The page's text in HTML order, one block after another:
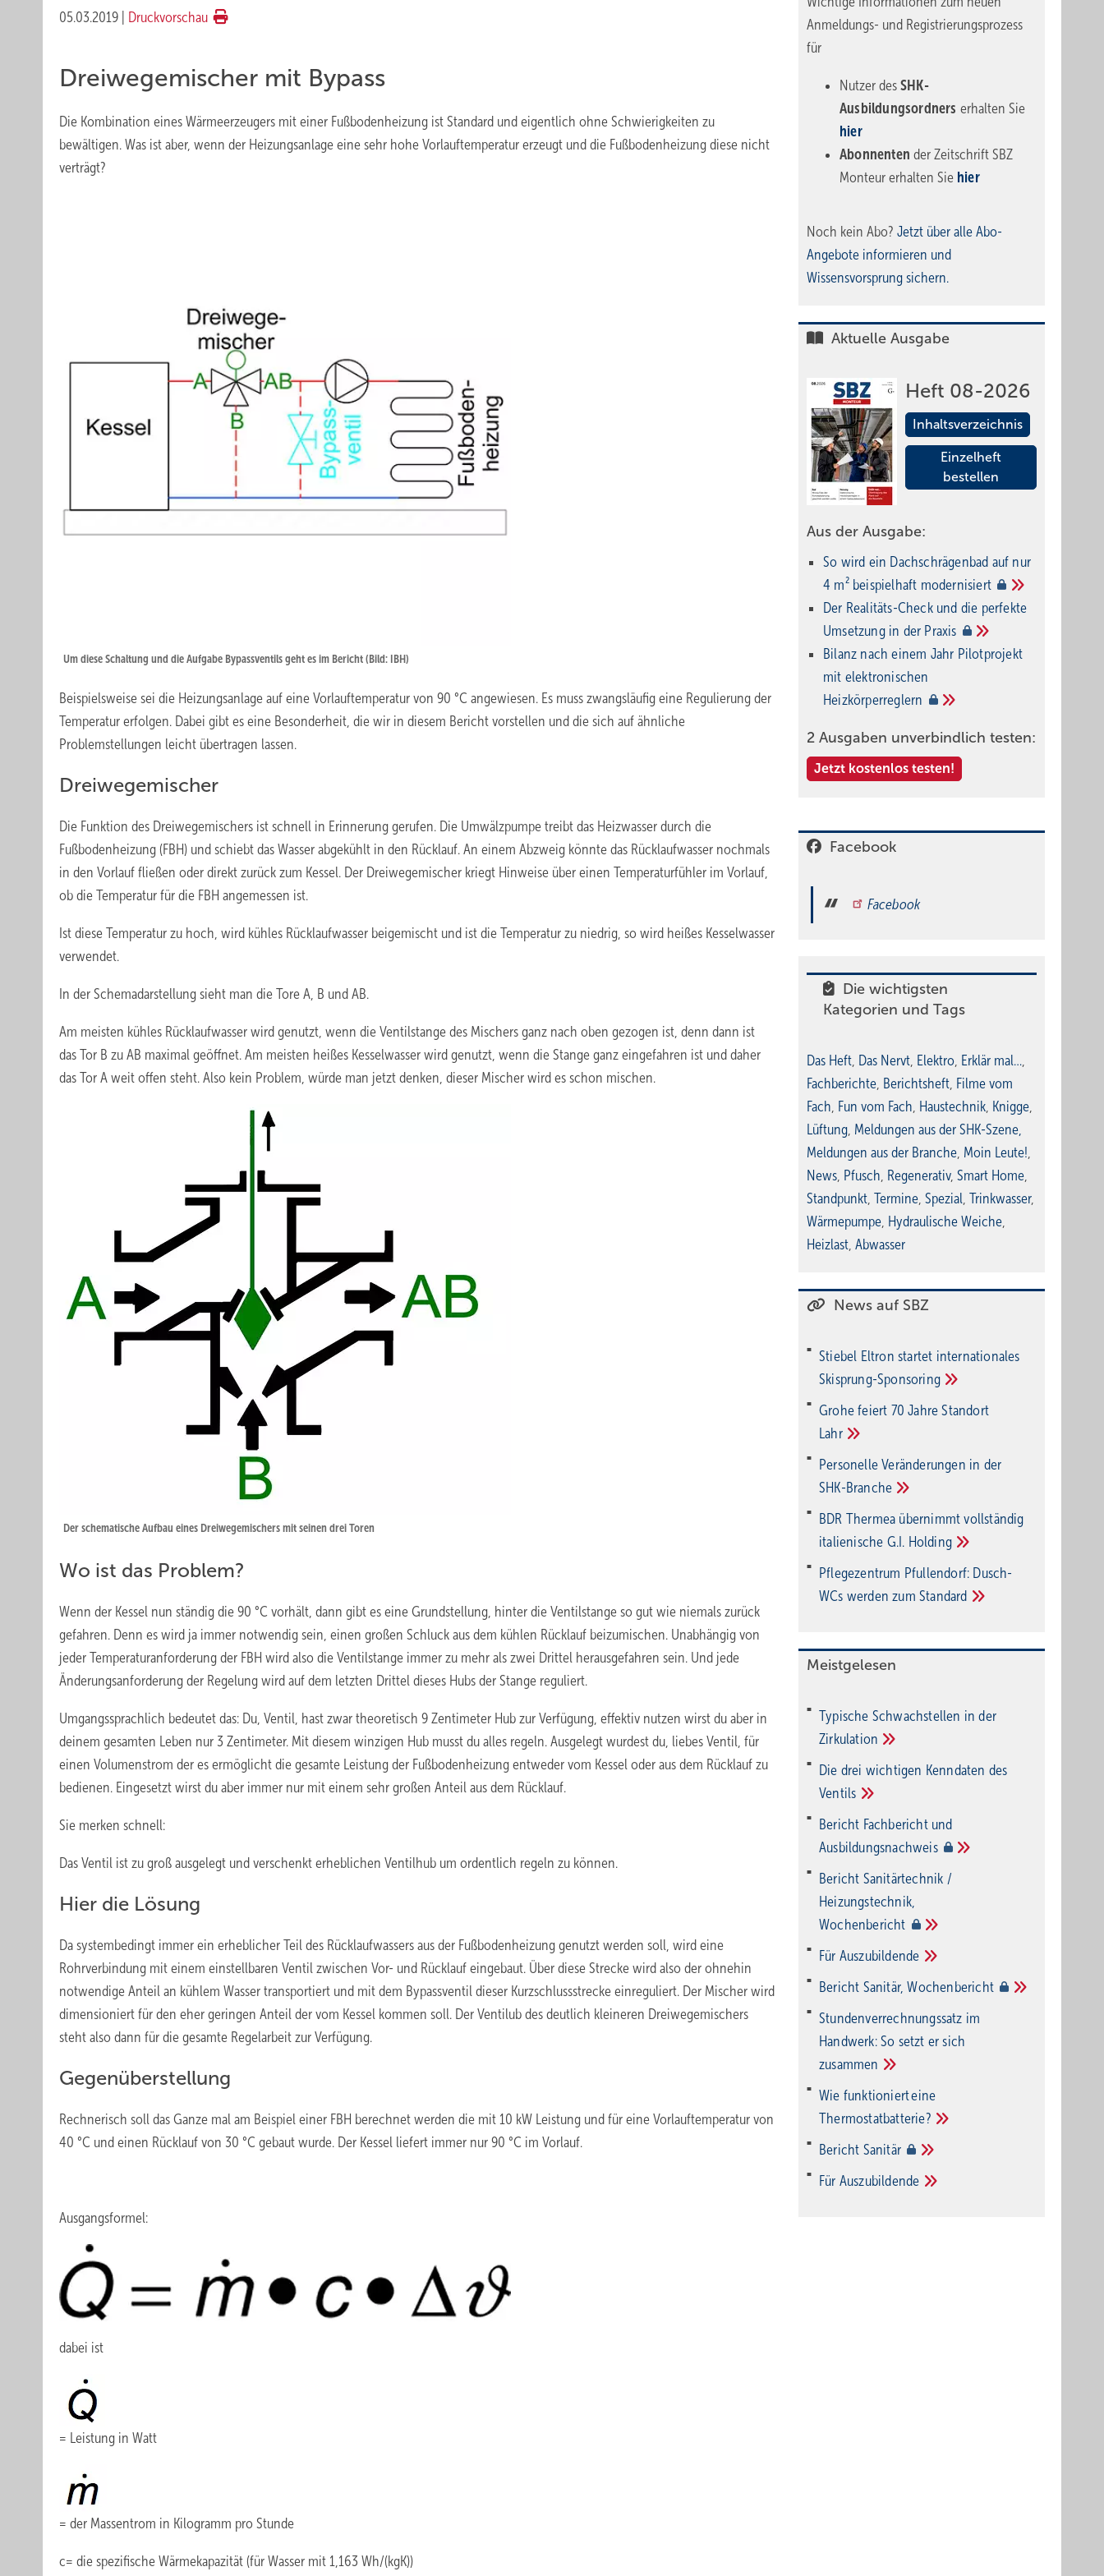
05.03.2019
Druckvorschau
Dreiwegemischer mit Bypass
Die Kombination eines Wärmeerzeugers mit einer Fußbodenheizung ist Standard und eigentlich ohne Schwierigkeiten zu
bewältigen. Was ist aber, wenn der Heizungsanlage eine sehr hohe Vorlauftemperatur erzeugt und die Fußbodenheizung diese nicht
verträgt?
Um diese Schaltung und die Aufgabe Bypassventils geht es im Bericht (Bild: IBH)
Beispielsweise sei die Heizungsanlage auf eine Vorlauftemperatur von 90 °C angewiesen. Es muss zwangsläufig eine Regulierung der
Temperatur erfolgen. Dabei gibt es eine Besonderheit, die wir in diesem Bericht vorstellen und die sich auf ähnliche
Problemstellungen leicht übertragen lassen.
Dreiwegemischer
Die Funktion des Dreiwegemischers ist schnell in Erinnerung gerufen. Die Umwälzpumpe treibt das Heizwasser durch die
Fußbodenheizung (FBH) und schiebt das Wasser abgekühlt in den Rücklauf. An einem Abzweig könnte das Rücklaufwasser nochmals
in den Vorlauf fließen oder direkt zurück zum Kessel. Der Dreiwegemischer kriegt Hinweise über einen Temperaturfühler im Vorlauf,
ob die Temperatur für die FBH angemessen ist.
Ist diese Temperatur zu hoch, wird kühles Rücklaufwasser beigemischt und ist die Temperatur zu niedrig, so wird heißes Kesselwasser
verwendet.
In der Schemadarstellung sieht man die Tore A, B und AB.
Am meisten kühles Rücklaufwasser wird genutzt, wenn die Ventilstange des Mischers ganz nach oben gezogen ist, denn dann ist
das Tor B zu AB maximal geöffnet. Am meisten heißes Kesselwasser wird genutzt, wenn die Stange ganz eingefahren ist und daher
das Tor A weit offen steht. Also kein Problem, würde man jetzt denken, dieser Mischer wird es schon mischen.
Der schematische Aufbau eines Dreiwegemischers mit seinen drei Toren
Wo ist das Problem?
Wenn der Kessel nun ständig die 90 °C vorhält, dann gibt es eine Grundstellung, hinter die Ventilstange so gut wie niemals zurück
gefahren. Denn es wird ja immer notwendig sein, einen großen Schluck aus dem kühlen Rücklauf beizumischen. Unabhängig von
jeder Temperaturanforderung der FBH wird also die Ventilstange immer zu mehr als zwei Drittel herausgefahren sein. Und jede
Änderungsanforderung der Regelung wird auf dem letzten Drittel dieses Hubs der Stange reguliert.
Umgangssprachlich bedeutet das: Du, Ventil, hast zwar theoretisch 9 Zentimeter Hub zur Verfügung, effektiv nutzen wirst du aber in
deinem gesamten Leben nur 3 Zentimeter. Mit diesem winzigen Hub musst du alles regeln. Ausgelegt wurdest du, liebes Ventil, für
einen Volumenstrom der es ermöglicht die gesamte Leistung der Fußbodenheizung entweder vom Kessel oder aus dem Rücklauf zu
bedienen. Eingesetzt wirst du aber immer nur mit einem sehr großen Anteil aus dem Rücklauf.
Sie merken schnell:
Das Ventil ist zu groß ausgelegt und verschenkt erheblichen Ventilhub um ordentlich regeln zu können.
Hier die Lösung
Da systembedingt immer ein erheblicher Teil des Rücklaufwassers aus der Fußbodenheizung genutzt werden soll, wird eine
Rohrverbindung mit einem einstellbaren Ventil zwischen Vor- und Rücklauf eingebaut. Über diese Strecke wird also der ohnehin
notwendige Anteil an kühlem Wasser transportiert und mit dem Bypassventil dieser Kurzschlussstrecke einreguliert. Der Mischer wird
dimensioniert für den eher geringen Anteil der vom Kessel kommen soll. Der Ventilub des deutlich kleineren Dreiwegemischers
steht also dann für die gesamte Regelarbeit zur Verfügung.
Gegenüberstellung
Rechnerisch soll das Ganze mal am Beispiel einer FBH berechnet werden die mit 10 kW Leistung und für eine Vorlauftemperatur von
40 °C und einen Rücklauf von 30 °C gebaut wurde. Der Kessel liefert immer nur 90 °C im Vorlauf.
Ausgangsformel:
dabei ist
= Leistung in Watt
= der Massentrom in Kilogramm pro Stunde
c= die spezifische Wärmekapazität (für Wasser mit 1,163 Wh/(kgK))
Anmeldungs- und Registrierungsprozess
für
Nutzer des SHK-
Ausbildungsordners erhalten Sie
hier
Abonnentender Zeitschrift SBZ
Monteur erhalten Sie hier
Noch kein Abo? Jetzt über alle Abo-
Angebote informieren und
Wissensvorsprung sichern.
Aktuelle Ausgabe
Heft 08-2026
Inhaltsverzeichnis
Einzelheft
bestellen
Aus der Ausgabe:
So wird ein Dach­schrägenbad auf nur
4 m² beispielhaft modernisiert
Der Realitäts-Check und die perfekte
Umsetzung in der Praxis
Bilanz nach einem Jahr Pilotprojekt
mit elektronischen
Heizkörperreglern
2 Ausgaben unverbindlich testen:
Jetzt kostenlos testen!
Facebook
Facebook
Die wichtigsten
Kategorien und Tags
Das Heft, Das Nervt, Elektro, Erklär mal…,
Fachberichte, Berichtsheft, Filme vom
Fach, Fun vom Fach, Haustechnik, Knigge,
Lüftung, Meldungen aus der SHK-Szene,
Meldungen aus der Branche, Moin Leute!,
News, Pfusch, Regenerativ, Smart Home,
Standpunkt, Termine, Spezial, Trinkwasser,
Wärmepumpe, Hydraulische Weiche,
Heizlast, Abwasser
News auf SBZ
Stiebel Eltron startet internatio­nales
Ski­sprung-Spon­soring
Grohe feiert 70 Jahre Standort
Lahr
Personelle Veränderungen in der
SHK-Branche
BDR Thermea übernimmt vollständig
italienische G.I. Holding
Pflegezentrum Pful­len­dorf: Dusch-
WCs wer­den zum Stan­dard
Meistgelesen
Typische Schwachstellen in der
Zirkulation
Die drei wichtigen Kenndaten des
Ventils
Bericht Fachbericht und
Ausbildungsnachweis
Bericht Sanitärtechnik /
Heizungstechnik,
Wochenbericht
Für Auszubildende
Bericht Sanitär,Wochenbericht
Stundenverrechnungssatz im
Handwerk: So setzt er sich
zusammen
Wie funktioniert eine
Thermostatbatterie?
Bericht Sanitär
Für Auszubildende